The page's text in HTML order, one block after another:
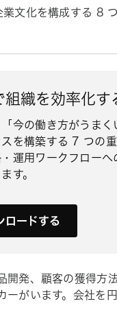
業文化を構成する 8
組織を効率化す
今の働き方がうまく
を構築する 7 つの
運用ワークフローへ
す。
ロードする
開発、顧客の獲得方
ーがいます。会社を